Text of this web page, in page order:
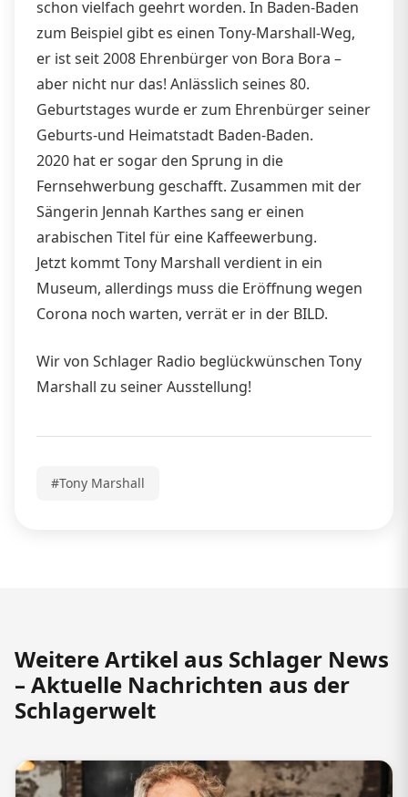
schon vielfach geehrt worden. In Baden-Baden
zum Beispiel gibt es einen Tony-Marshall-Weg,
er ist seit 2008 Ehrenbürger von Bora Bora –
aber nicht nur das! Anlässlich seines 80.
Geburtstages wurde er zum Ehrenbürger seiner
Geburts-und Heimatstadt Baden-Baden.
2020 hat er sogar den Sprung in die
Fernsehwerbung geschafft. Zusammen mit der
Sängerin Jennah Karthes sang er einen
arabischen Titel für eine Kaffeewerbung.
Jetzt kommt Tony Marshall verdient in ein
Museum, allerdings muss die Eröffnung wegen
Corona noch warten, verrät er in der BILD.
Wir von Schlager Radio beglückwünschen Tony
Marshall zu seiner Ausstellung!
#Tony Marshall
Weitere Artikel aus Schlager News
– Aktuelle Nachrichten aus der
Schlagerwelt